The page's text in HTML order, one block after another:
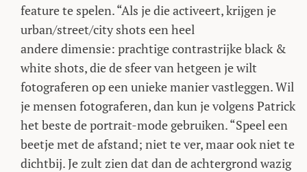
feature te spelen. “Als je die activeert, krijgen je
urban/street/city shots een heel
andere dimensie: prachtige contrastrijke black &
white shots, die de sfeer van hetgeen je wilt
fotograferen op een unieke manier vastleggen. Wil
je mensen fotograferen, dan kun je volgens Patrick
het beste de portrait-mode gebruiken. “Speel een
beetje met de afstand; niet te ver, maar ook niet te
dichtbij. Je zult zien dat dan de achtergrond wazig